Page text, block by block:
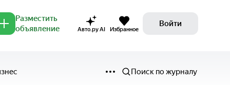
Разместить
объявление
Авто.ру AI Избранное
Войти
Поиск по журналу